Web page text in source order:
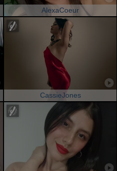
AlexaCoeur
CassieJones